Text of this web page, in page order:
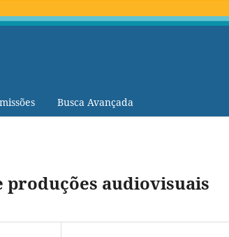
Busca Avançada
audiovisuais